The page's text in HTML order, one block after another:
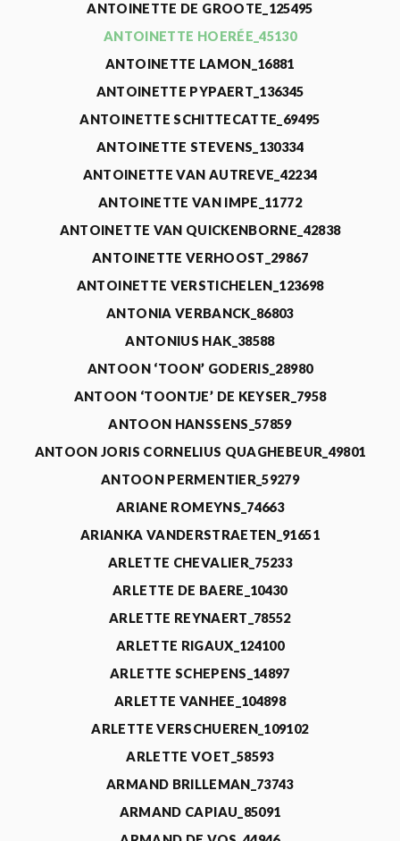
ANTOINETTE DE GROOTE_125495
ANTOINETTE HOERÉE_45130
ANTOINETTE LAMON_16881
ANTOINETTE PYPAERT_136345
ANTOINETTE SCHITTECATTE_69495
ANTOINETTE STEVENS_130334
ANTOINETTE VAN AUTREVE_42234
ANTOINETTE VAN IMPE_11772
ANTOINETTE VAN QUICKENBORNE_42838
ANTOINETTE VERHOOST_29867
ANTOINETTE VERSTICHELEN_123698
ANTONIA VERBANCK_86803
ANTONIUS HAK_38588
ANTOON ‘TOON’ GODERIS_28980
ANTOON ‘TOONTJE’ DE KEYSER_7958
ANTOON HANSSENS_57859
ANTOON JORIS CORNELIUS QUAGHEBEUR_49801
ANTOON PERMENTIER_59279
ARIANE ROMEYNS_74663
ARIANKA VANDERSTRAETEN_91651
ARLETTE CHEVALIER_75233
ARLETTE DE BAERE_10430
ARLETTE REYNAERT_78552
ARLETTE RIGAUX_124100
ARLETTE SCHEPENS_14897
ARLETTE VANHEE_104898
ARLETTE VERSCHUEREN_109102
ARLETTE VOET_58593
ARMAND BRILLEMAN_73743
ARMAND CAPIAU_85091